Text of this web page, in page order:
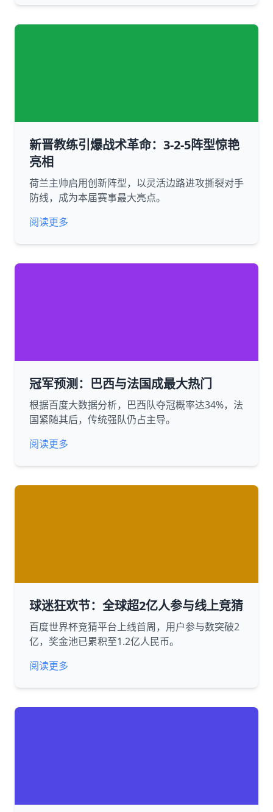
新晋教练引爆战术革命：3-2-5阵型惊艳
亮相
荷兰主帅启用创新阵型，以灵活边路进攻撕裂对手
防线，成为本届赛事最大亮点。
阅读更多
冠军预测：巴西与法国成最大热门
根据百度大数据分析，巴西队夺冠概率达34%，法
国紧随其后，传统强队仍占主导。
阅读更多
球迷狂欢节：全球超2亿人参与线上竞猜
百度世界杯竞猜平台上线首周，用户参与数突破2
亿，奖金池已累积至1.2亿人民币。
阅读更多